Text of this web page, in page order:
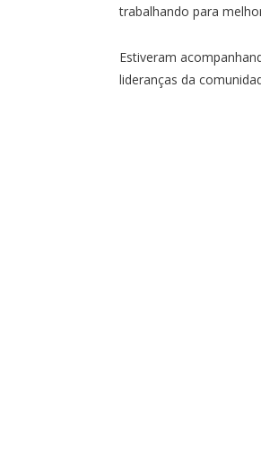
trabalhando para
Estiveram
lideranças da